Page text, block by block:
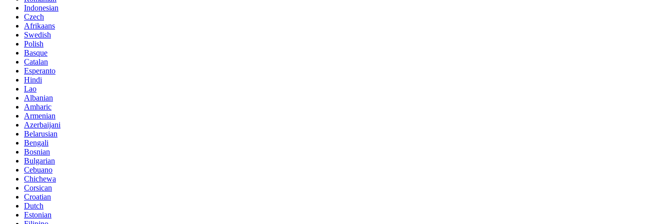
Indonesian
Czech
Afrikaans
Swedish
Polish
Basque
Catalan
Esperanto
Hindi
Lao
Albanian
Amharic
Armenian
Azerbaijani
Belarusian
Bengali
Bosnian
Bulgarian
Cebuano
Chichewa
Corsican
Croatian
Dutch
Estonian